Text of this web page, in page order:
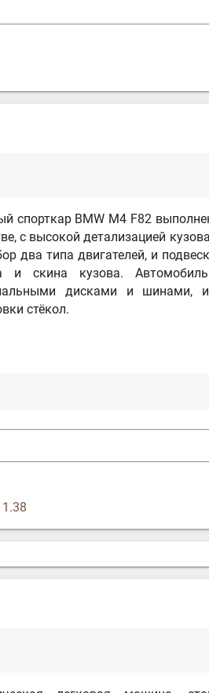
спорткар BMW M4 F82
с высокой детализацией
два типа двигателей, и
и скина кузова. Автомобиль
дисками и шинами,
стёкол.